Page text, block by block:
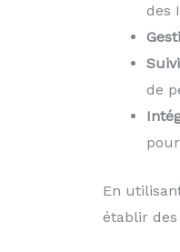
des
de
En
établir